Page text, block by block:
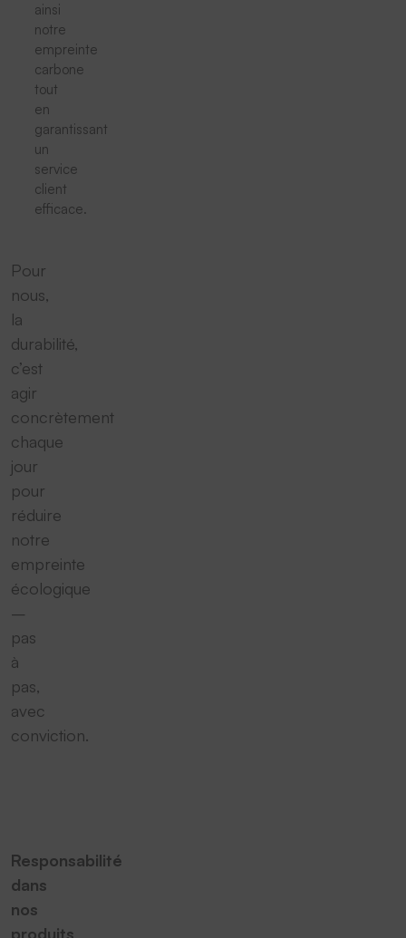
ainsi
notre
empreinte
carbone
tout
en
garantissant
un
service
client
efficace.
Pour
nous,
la
durabilité,
c’est
agir
concrètement
chaque
jour
pour
réduire
notre
empreinte
écologique
–
pas
à
pas,
avec
conviction.
Responsabilité
dans
nos
produits